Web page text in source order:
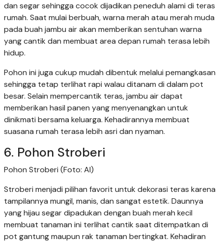
dan segar sehingga cocok dijadikan peneduh alami di teras
rumah. Saat mulai berbuah, warna merah atau merah muda
pada buah jambu air akan memberikan sentuhan warna
yang cantik dan membuat area depan rumah terasa lebih
hidup.
Pohon ini juga cukup mudah dibentuk melalui pemangkasan
sehingga tetap terlihat rapi walau ditanam di dalam pot
besar. Selain mempercantik teras, jambu air dapat
memberikan hasil panen yang menyenangkan untuk
dinikmati bersama keluarga. Kehadirannya membuat
suasana rumah terasa lebih asri dan nyaman.
6. Pohon Stroberi
Pohon Stroberi (Foto: AI)
Stroberi menjadi pilihan favorit untuk dekorasi teras karena
tampilannya mungil, manis, dan sangat estetik. Daunnya
yang hijau segar dipadukan dengan buah merah kecil
membuat tanaman ini terlihat cantik saat ditempatkan di
pot gantung maupun rak tanaman bertingkat. Kehadiran